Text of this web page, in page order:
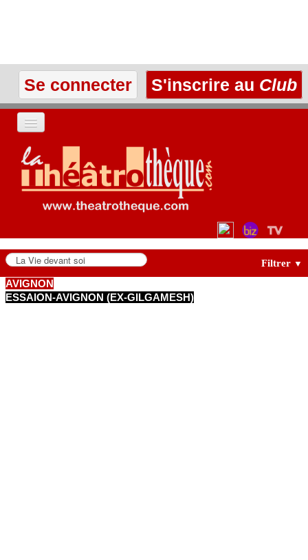
Se connecter S'inscrire au Club
ACCUEIL
LES TEXTES
LES ANNONCES
LE CLUB
Filtrer ▼
AVIGNON
ESSAION-AVIGNON (EX-GILGAMESH)